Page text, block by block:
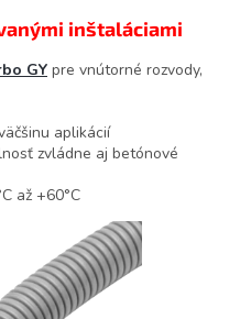
inštaláciami
GY pre vnútorné rozvody,
aplikácií
zvládne aj betónové
až +60°C